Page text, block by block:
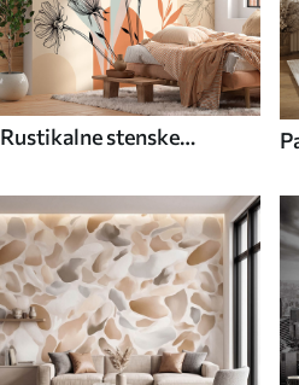
Rustikalne stenske